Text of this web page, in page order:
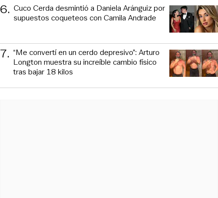
6. Cuco Cerda desmintió a Daniela Aránguiz por
supuestos coqueteos con Camila Andrade
7. “Me convertí en un cerdo depresivo”: Arturo
Longton muestra su increíble cambio físico
tras bajar 18 kilos